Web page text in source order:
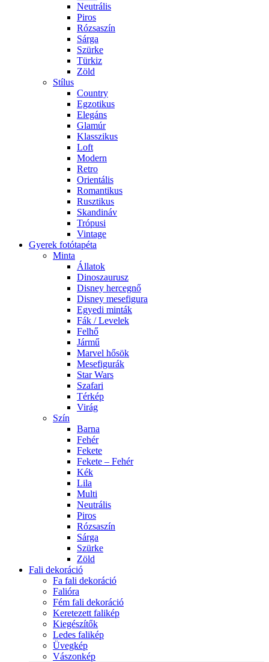
Neutrális
Piros
Rózsaszín
Sárga
Szürke
Türkiz
Zöld
Stílus
Country
Egzotikus
Elegáns
Glamúr
Klasszikus
Loft
Modern
Retro
Orientális
Romantikus
Rusztikus
Skandináv
Trópusi
Vintage
Gyerek fotótapéta
Minta
Állatok
Dinoszaurusz
Disney hercegnő
Disney mesefigura
Egyedi minták
Fák / Levelek
Felhő
Jármű
Marvel hősök
Mesefigurák
Star Wars
Szafari
Térkép
Virág
Szín
Barna
Fehér
Fekete
Fekete – Fehér
Kék
Lila
Multi
Neutrális
Piros
Rózsaszín
Sárga
Szürke
Zöld
Fali dekoráció
Fa fali dekoráció
Falióra
Fém fali dekoráció
Keretezett falikép
Kiegészítők
Ledes falikép
Üvegkép
Vászonkép